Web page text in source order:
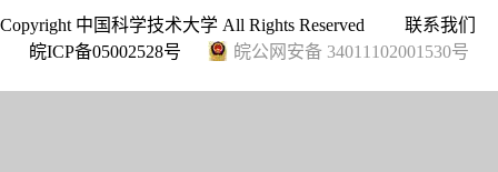
Copyright 中国科学技术大学 All Rights Reserved 联系我们
皖ICP备05002528号
皖公网安备 34011102001530号